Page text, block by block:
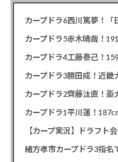
カープドラ4工藤泰己！
カープドラ2齊藤汰直！亜
【カープ実況】ドラフト